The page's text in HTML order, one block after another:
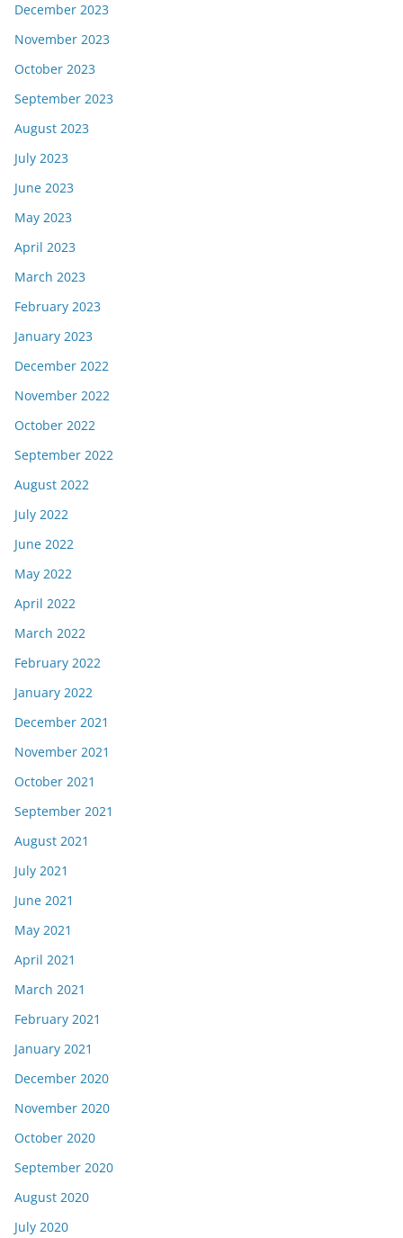
December 2023
November 2023
October 2023
September 2023
August 2023
July 2023
June 2023
May 2023
April 2023
March 2023
February 2023
January 2023
December 2022
November 2022
October 2022
September 2022
August 2022
July 2022
June 2022
May 2022
April 2022
March 2022
February 2022
January 2022
December 2021
November 2021
October 2021
September 2021
August 2021
July 2021
June 2021
May 2021
April 2021
March 2021
February 2021
January 2021
December 2020
November 2020
October 2020
September 2020
August 2020
July 2020